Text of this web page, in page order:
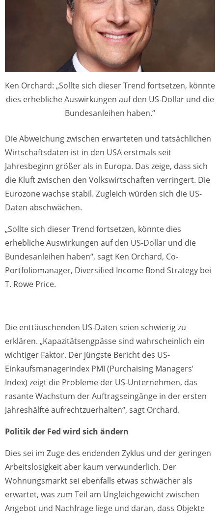
Ken Orchard: „Sollte sich dieser Trend fortsetzen, könnte
dies erhebliche Auswirkungen auf den US-Dollar und die
Bundesanleihen haben.“
Die Abweichung zwischen erwarteten und tatsächlichen
Wirtschaftsdaten ist in den USA erstmals seit
Jahresbeginn größer als in Europa. Das zeige, dass sich
die Kluft zwischen den Volkswirtschaften verringert. Die
Eurozone wachse stabil. Zugleich würden sich die US-
Daten abschwächen.
„Sollte sich dieser Trend fortsetzen, könnte dies
erhebliche Auswirkungen auf den US-Dollar und die
Bundesanleihen haben“, sagt Ken Orchard, Co-
Portfoliomanager, Diversified Income Bond Strategy bei
T. Rowe Price.
Die enttäuschenden US-Daten seien schwierig zu
erklären. „Kapazitätsengpässe sind wahrscheinlich ein
wichtiger Faktor. Der jüngste Bericht des US-
Einkaufsmanagerindex PMI (Purchaising Managers’
Index) zeigt die Probleme der US-Unternehmen, das
rasante Wachstum der Auftragseingänge in der ersten
Jahreshälfte aufrechtzuerhalten“, sagt Orchard.
Politik der Fed wird sich ändern
Dies sei im Zuge des endenden Zyklus und der geringen
Arbeitslosigkeit aber kaum verwunderlich. Der
Wohnungsmarkt sei ebenfalls etwas schwächer als
erwartet, was zum Teil am Ungleichgewicht zwischen
Angebot und Nachfrage liege und daran, dass Objekte